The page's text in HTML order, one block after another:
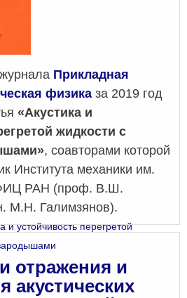
Прикладная
физика за 2019 год
«Акустика и
жидкости с
, соавторами которой
Института механики им.
РАН (проф. В.Ш.
М.Н. Галимзянов).
и устойчивость перегретой
отражения и
акустических